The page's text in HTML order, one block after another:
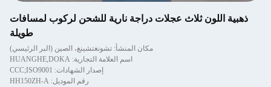
ذهبية اللون ثلاث عجلات دراجة نارية للشحن لركوب لمسافات
طويلة
مكان المنشأ: تشونغتشينغ، الصين (البر الرئيسي)
اسم العلامة التجارية: HUANGHE,DOKA
إصدار الشهادات: CCC;ISO9001
رقم الموديل: HH150ZH-A